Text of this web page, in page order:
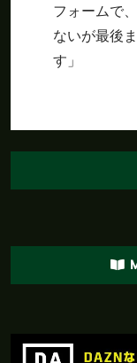
フォームで
ないが最後
す」